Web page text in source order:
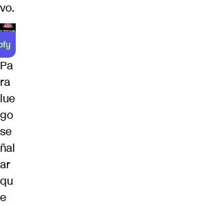
vo.
Pa
ra
lue
go
se
ñal
ar
qu
e